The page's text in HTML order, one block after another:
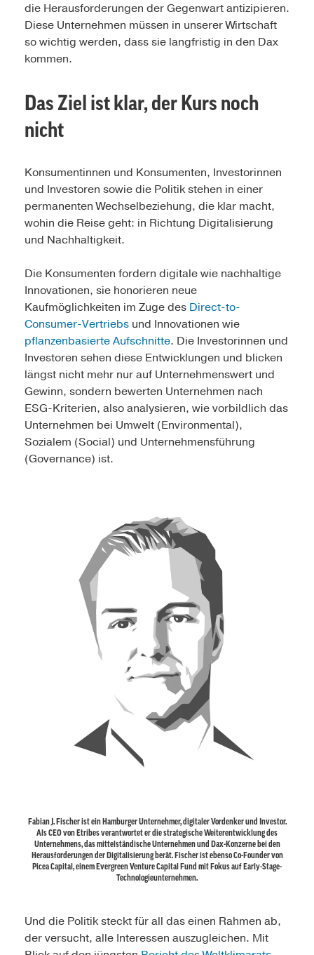
die Herausforderungen der Gegenwart antizipieren.
Diese Unternehmen müssen in unserer Wirtschaft
so wichtig werden, dass sie langfristig in den Dax
kommen.
Das Ziel ist klar, der Kurs noch
nicht
Konsumentinnen und Konsumenten, Investorinnen
und Investoren sowie die Politik stehen in einer
permanenten Wechselbeziehung, die klar macht,
wohin die Reise geht: in Richtung Digitalisierung
und Nachhaltigkeit.
Die Konsumenten fordern digitale wie nachhaltige
Innovationen, sie honorieren neue
Kaufmöglichkeiten im Zuge des Direct-to-
Consumer-Vertriebs und Innovationen wie
pflanzenbasierte Aufschnitte. Die Investorinnen und
Investoren sehen diese Entwicklungen und blicken
längst nicht mehr nur auf Unternehmenswert und
Gewinn, sondern bewerten Unternehmen nach
ESG-Kriterien, also analysieren, wie vorbildlich das
Unternehmen bei Umwelt (Environmental),
Sozialem (Social) und Unternehmensführung
(Governance) ist.
Fabian J. Fischer ist ein Hamburger Unternehmer, digitaler Vordenker und Investor.
Als CEO von Etribes verantwortet er die strategische Weiterentwicklung des
Unternehmens, das mittelständische Unternehmen und Dax-Konzerne bei den
Herausforderungen der Digitalisierung berät. Fischer ist ebenso Co-Founder von
Picea Capital, einem Evergreen Venture Capital Fund mit Fokus auf Early-Stage-
Technologieunternehmen.
Und die Politik steckt für all das einen Rahmen ab,
der versucht, alle Interessen auszugleichen. Mit